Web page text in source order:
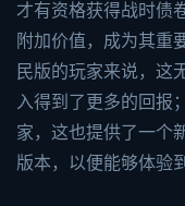
才有资格获得战时债
附加价值，成为其重
民版的玩家来说，这
入得到了更多的回报
家，这也提供了一个
版本，以便能够体验